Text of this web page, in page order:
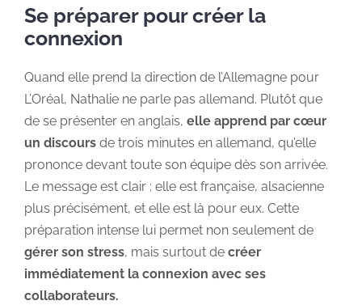
Se préparer pour créer la
connexion
Quand elle prend la direction de l’Allemagne pour
L’Oréal, Nathalie ne parle pas allemand. Plutôt que
de se présenter en anglais, elle apprend par cœur
un discoursde trois minutes en allemand, qu’elle
prononce devant toute son équipe dès son arrivée.
Le message est clair : elle est française, alsacienne
plus précisément, et elle est là pour eux. Cette
préparation intense lui permet non seulement de
gérer son stress, mais surtout de créer
immédiatement la connexion avec ses
collaborateurs.